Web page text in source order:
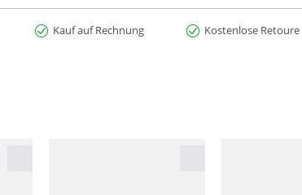
Kauf auf Rechnung Kostenlose Retoure